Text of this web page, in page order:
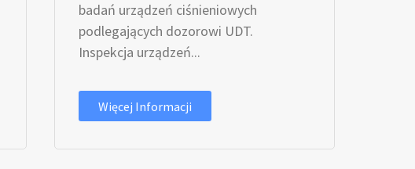
badań urządzeń ciśnieniowych
podlegających dozorowi UDT.
Inspekcja urządzeń...
Więcej Informacji